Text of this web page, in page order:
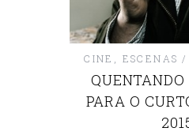
CINE , ESCENAS
QUENTANDO
PARA O